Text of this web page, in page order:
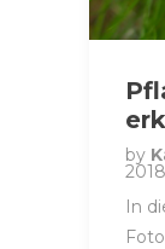
by
2018
In